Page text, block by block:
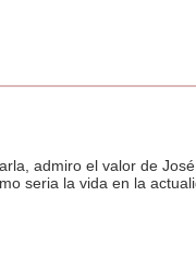
admiro el valor de
seria la vida en la